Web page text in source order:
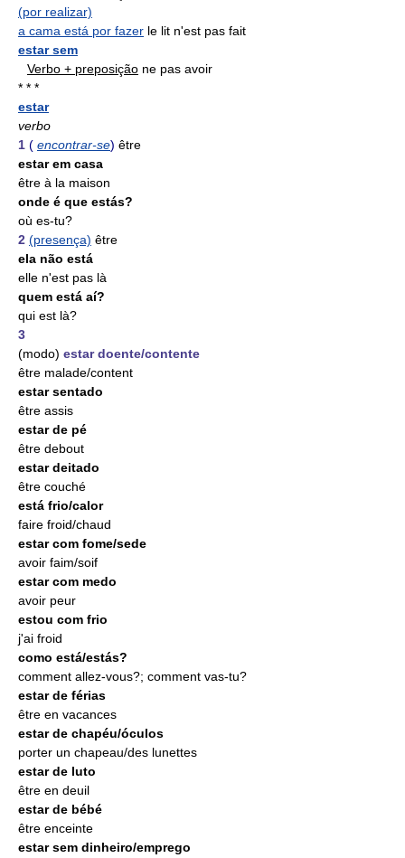
(por realizar)
a cama está por fazer le lit n'est pas fait
estar sem
Verbo + preposição ne pas avoir
* * *
estar
verbo
1 ( encontrar-se) être
estar em casa
être à la maison
onde é que estás?
où es-tu?
2 (presença) être
ela não está
elle n'est pas là
quem está aí?
qui est là?
3
(modo) estar doente/contente
être malade/content
estar sentado
être assis
estar de pé
être debout
estar deitado
être couché
está frio/calor
faire froid/chaud
estar com fome/sede
avoir faim/soif
estar com medo
avoir peur
estou com frio
j'ai froid
como está/estás?
comment allez-vous?; comment vas-tu?
estar de férias
être en vacances
estar de chapéu/óculos
porter un chapeau/des lunettes
estar de luto
être en deuil
estar de bébé
être enceinte
estar sem dinheiro/emprego